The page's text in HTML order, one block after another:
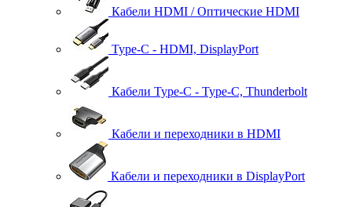
Кабели HDMI / Оптические HDMI
Type-C - HDMI, DisplayPort
Кабели Type-C - Type-C, Thunderbolt
Кабели и переходники в HDMI
Кабели и переходники в DisplayPort